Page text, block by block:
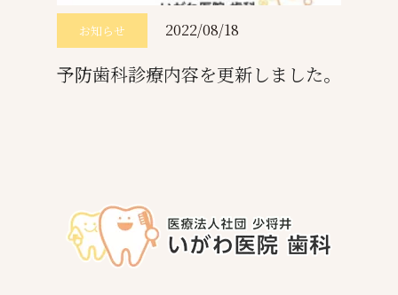
お知らせ 2022/08/18
予防歯科診療内容を更新しました。